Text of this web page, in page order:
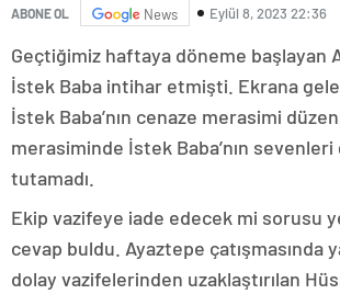
ABONE OL News Eylül 8, 2023 22:36
Geçtiğimiz haftaya döneme başlayan
İstek Baba intihar etmişti. Ekrana
İstek Baba’nın cenaze merasimi
merasiminde İstek Baba’nın sevenleri
tutamadı.
Ekip vazifeye iade edecek mi sorusu
cevap buldu. Ayaztepe çatışmasında
dolay vazifelerinden uzaklaştırılan